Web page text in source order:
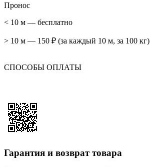
Пронос
< 10 м — бесплатно
> 10 м — 150 ₽ (за каждый 10 м, за 100 кг)
СПОСОБЫ ОПЛАТЫ
Гарантия и возврат товара